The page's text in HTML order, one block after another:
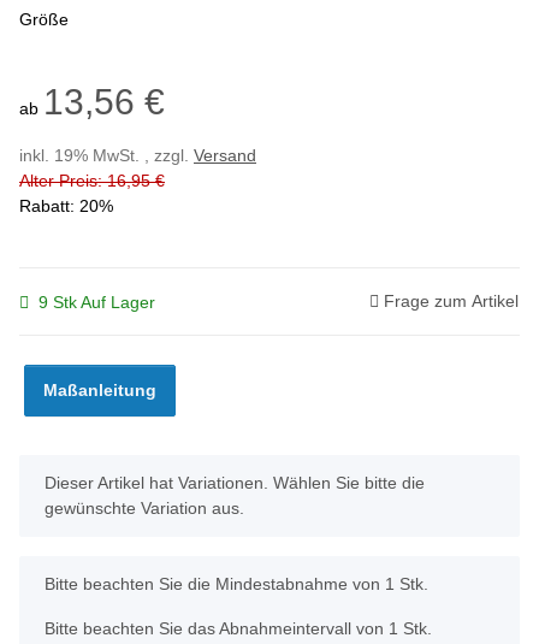
Größe
ab 13,56 €
inkl. 19% MwSt. , zzgl. Versand
Alter Preis: 16,95 €
Rabatt: 20%
9 Stk Auf Lager Frage zum Artikel
Maßanleitung
x
Dieser Artikel hat Variationen. Wählen Sie bitte die
gewünschte Variation aus.
x
Bitte beachten Sie die Mindestabnahme von 1 Stk.
Bitte beachten Sie das Abnahmeintervall von 1 Stk.